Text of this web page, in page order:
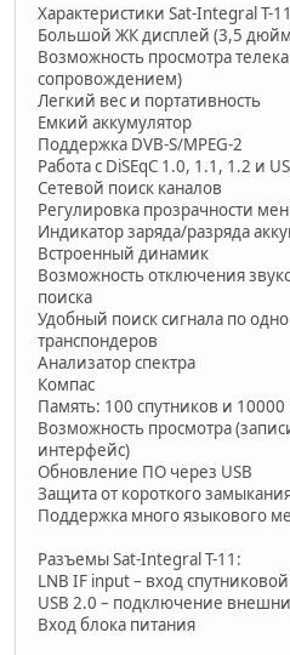
Характеристики Sat-Integral T-
Большой ЖК дисплей (3,5
Возможность просмотра
сопровождением)
Легкий вес и портативность
Емкий аккумулятор
Поддержка DVB-S/MPEG-2
Работа с DiSEqC 1.0, 1.1, 1.2 и
Сетевой поиск каналов
Регулировка прозрачности
Индикатор заряда/разряда
Встроенный динамик
Возможность отключения
поиска
Удобный поиск сигнала по
транспондеров
Анализатор спектра
Компас
Память: 100 спутников и 10000
Возможность просмотра
интерфейс)
Обновление ПО через USB
Защита от короткого
Поддержка много языкового
Разъемы Sat-Integral T-11:
LNB IF input – вход
USB 2.0 – подключение
Вход блока питания